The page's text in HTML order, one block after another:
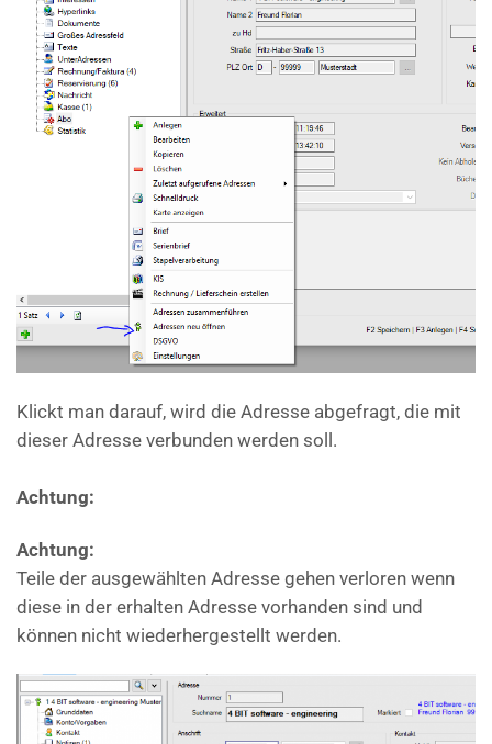
Klickt man darauf, wird die Adresse abgefragt, die mit
dieser Adresse verbunden werden soll.
Achtung:
Achtung:
Teile der ausgewählten Adresse gehen verloren wenn
diese in der erhalten Adresse vorhanden sind und
können nicht wiederhergestellt werden.